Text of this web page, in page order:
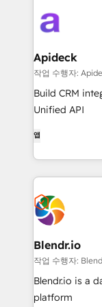
Apideck
작업 수행자:
Build CRM
Unified API
앱
Blendr.io
작업 수행자:
Blendr.io is a
platform